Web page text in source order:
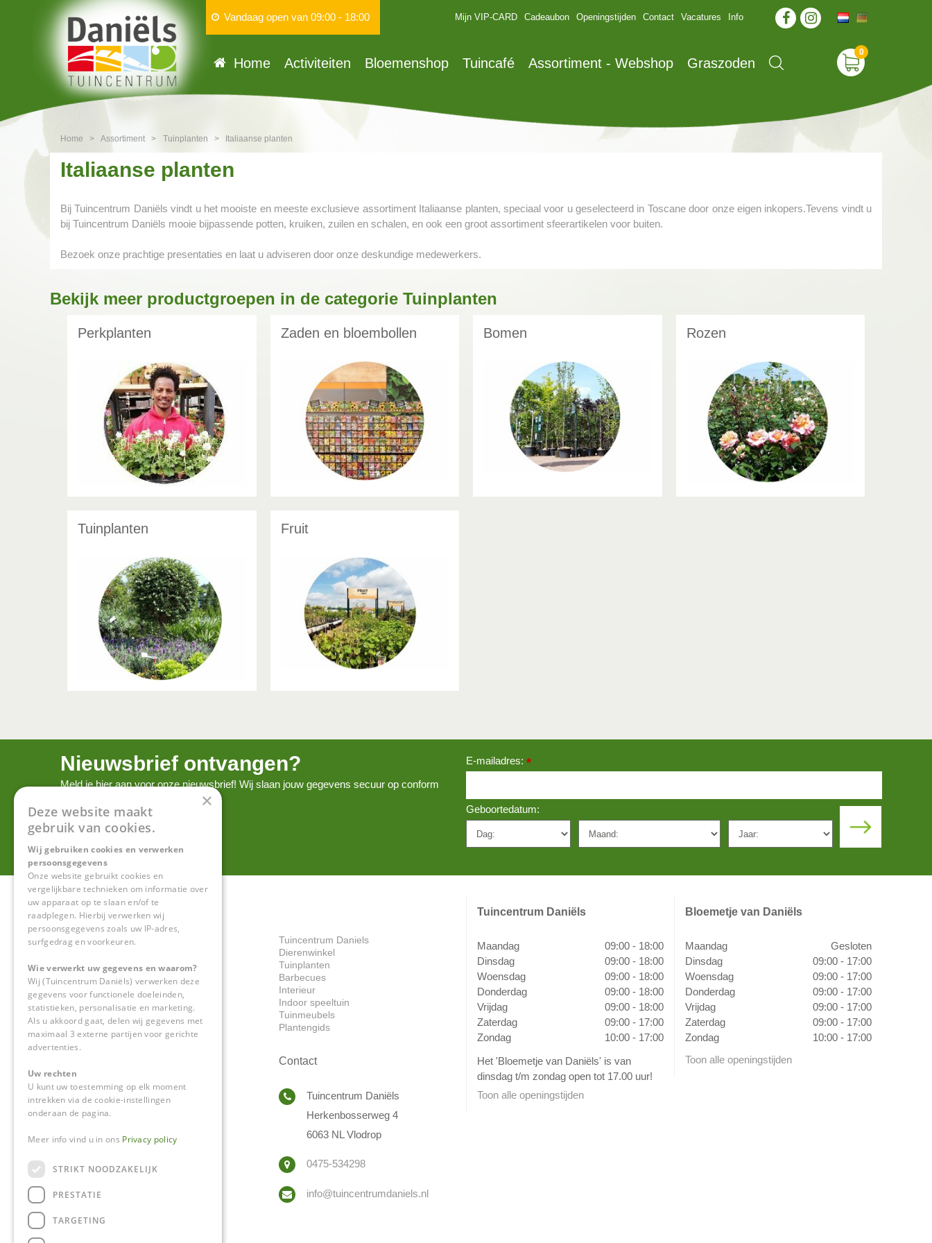
Home > Assortiment > Tuinplanten > Italiaanse planten
Vandaag open van 09:00 - 18:00 Mijn VIP-CARD Cadeaubon Openingstijden Contact Vacatures Info
Home Activiteiten Bloemenshop Tuincafé Assortiment - Webshop Graszoden
Italiaanse planten
Bij Tuincentrum Daniëls vindt u het mooiste en meeste exclusieve assortiment Italiaanse planten, speciaal voor u geselecteerd in Toscane door onze eigen inkopers.Tevens vindt u
bij Tuincentrum Daniëls mooie bijpassende potten, kruiken, zuilen en schalen, en ook een groot assortiment sfeerartikelen voor buiten.
Bezoek onze prachtige presentaties en laat u adviseren door onze deskundige medewerkers.
Bekijk meer productgroepen in de categorie Tuinplanten
Perkplanten Zaden en bloembollen Bomen Rozen
Tuinplanten Fruit
Nieuwsbrief ontvangen?
Meld je hier aan voor onze nieuwsbrief! Wij slaan jouw gegevens secuur op conform
E-mailadres: *
Geboortedatum:
Tuincentrum Daniels
Dierenwinkel
Tuinplanten
Barbecues
Interieur
Indoor speeltuin
Tuinmeubels
Plantengids
Contact
Tuincentrum Daniëls
Herkenbosserweg 4
6063 NL Vlodrop
0475-534298
info@tuincentrumdaniels.nl
Tuincentrum Daniëls
Maandag
09:00 - 18:00
Dinsdag
09:00 - 18:00
Woensdag
09:00 - 18:00
Donderdag
09:00 - 18:00
Vrijdag
09:00 - 18:00
Zaterdag
09:00 - 17:00
Zondag
10:00 - 17:00
Het 'Bloemetje van Daniëls' is van
dinsdag t/m zondag open tot 17.00 uur!
Toon alle openingstijden
Bloemetje van Daniëls
Maandag
Gesloten
Dinsdag
09:00 - 17:00
Woensdag
09:00 - 17:00
Donderdag
09:00 - 17:00
Vrijdag
09:00 - 17:00
Zaterdag
09:00 - 17:00
Zondag
10:00 - 17:00
Toon alle openingstijden
×
Deze website maakt
gebruik van cookies.
Wij gebruiken cookies en verwerken
persoonsgegevens
Onze website gebruikt cookies en
vergelijkbare technieken om informatie over
uw apparaat op te slaan en/of te
raadplegen. Hierbij verwerken wij
persoonsgegevens zoals uw IP-adres,
surfgedrag en voorkeuren.
Wie verwerkt uw gegevens en waarom?
Wij (Tuincentrum Daniëls) verwerken deze
gegevens voor functionele doeleinden,
statistieken, personalisatie en marketing.
Als u akkoord gaat, delen wij gegevens met
maximaal 3 externe partijen voor gerichte
advertenties.
Uw rechten
U kunt uw toestemming op elk moment
intrekken via de cookie-instellingen
onderaan de pagina.
Meer info vind u in ons Privacy policy
STRIKT NOODZAKELIJK
PRESTATIE
TARGETING